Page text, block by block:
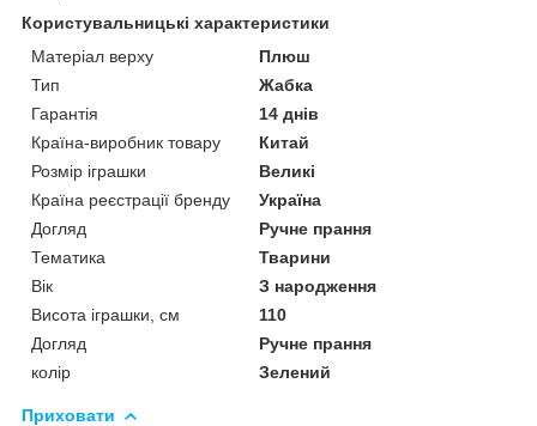
Користувальницькі характеристики
Матеріал верху
Плюш
Тип
Жабка
Гарантія
14 днів
Країна-виробник товару
Китай
Розмір іграшки
Великі
Країна реєстрації бренду
Україна
Догляд
Ручне прання
Тематика
Тварини
Вік
З народження
Висота іграшки, см
110
Догляд
Ручне прання
колір
Зелений
Приховати